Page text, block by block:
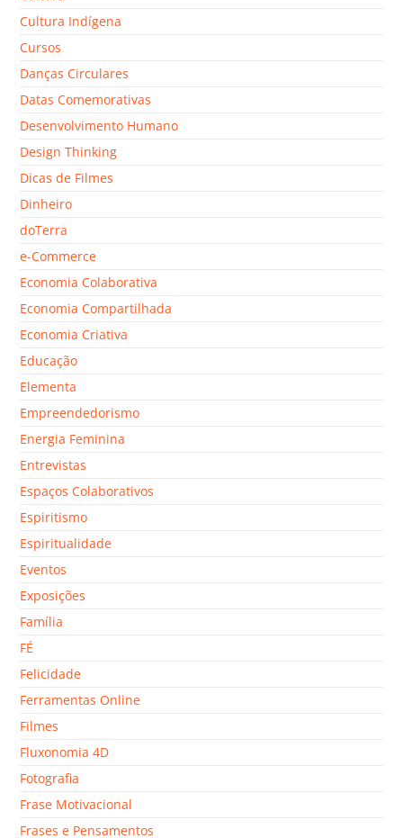
Cultura Indígena
Cursos
Danças Circulares
Datas Comemorativas
Desenvolvimento Humano
Design Thinking
Dicas de Filmes
Dinheiro
doTerra
e-Commerce
Economia Colaborativa
Economia Compartilhada
Economia Criativa
Educação
Elementa
Empreendedorismo
Energia Feminina
Entrevistas
Espaços Colaborativos
Espiritismo
Espiritualidade
Eventos
Exposições
Família
FÉ
Felicidade
Ferramentas Online
Filmes
Fluxonomia 4D
Fotografia
Frase Motivacional
Frases e Pensamentos